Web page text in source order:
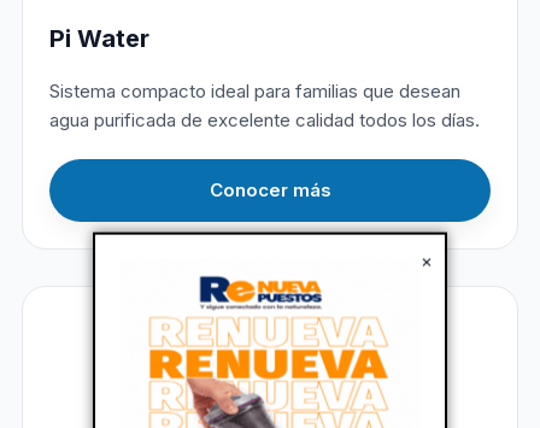
×
Pi Water
Sistema compacto ideal para familias que desean
agua purificada de excelente calidad todos los días.
Conocer más